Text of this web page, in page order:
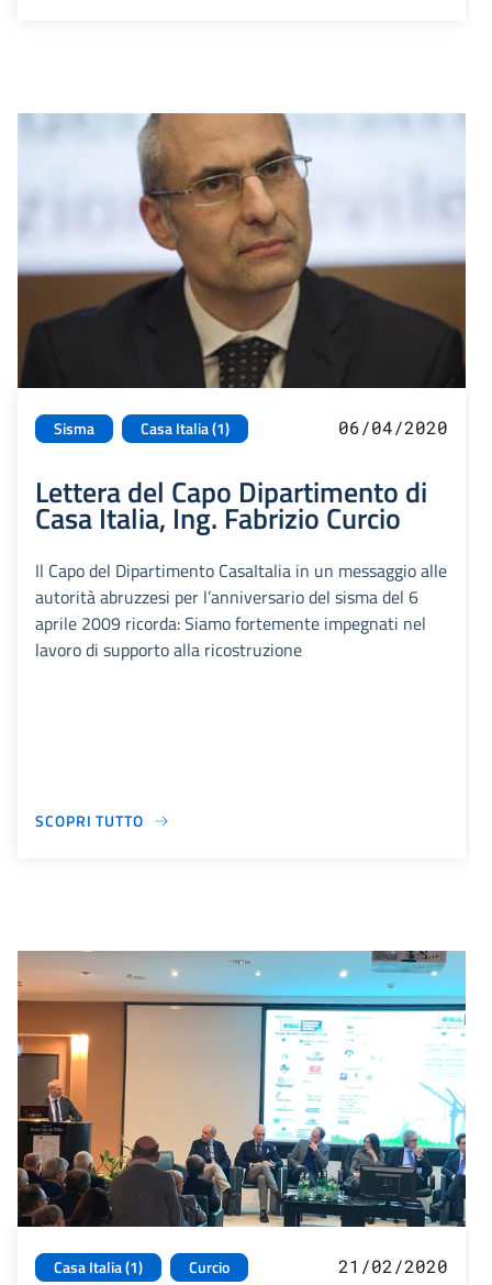
Sisma Casa Italia (1) 06/04/2020
Lettera del Capo Dipartimento di
Casa Italia, Ing. Fabrizio Curcio
Il Capo del Dipartimento CasaItalia in un messaggio alle
autorità abruzzesi per l’anniversario del sisma del 6
aprile 2009 ricorda: Siamo fortemente impegnati nel
lavoro di supporto alla ricostruzione
SCOPRI TUTTO
Casa Italia (1)
Curcio
21/02/2020